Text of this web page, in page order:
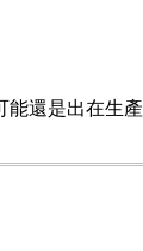
還是出在生